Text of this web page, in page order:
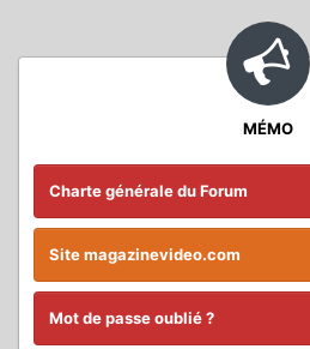
MÉMO
Charte générale du Forum
Site magazinevideo.com
Mot de passe oublié ?